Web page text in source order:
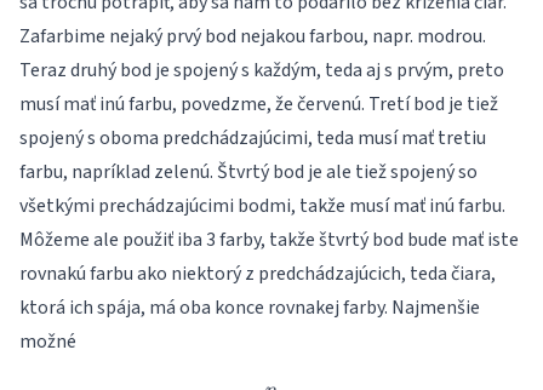
Zafarbime nejaký prvý bod nejakou farbou, napr. modrou.
Teraz druhý bod je spojený s každým, teda aj s prvým, preto
musí mať inú farbu, povedzme, že červenú. Tretí bod je tiež
spojený s oboma predchádzajúcimi, teda musí mať tretiu
farbu, napríklad zelenú. Štvrtý bod je ale tiež spojený so
všetkými prechádzajúcimi bodmi, takže musí mať inú farbu.
Môžeme ale použiť iba 3 farby, takže štvrtý bod bude mať iste
rovnakú farbu ako niektorý z predchádzajúcich, teda čiara,
ktorá ich spája, má oba konce rovnakej farby. Najmenšie
možné